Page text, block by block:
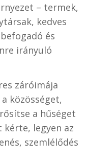
– termek,
kedves
és
irányuló
záróimája
közösséget,
a hűséget
kérte, legyen az
szemlélődés